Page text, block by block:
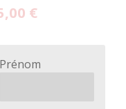
€
Prénom